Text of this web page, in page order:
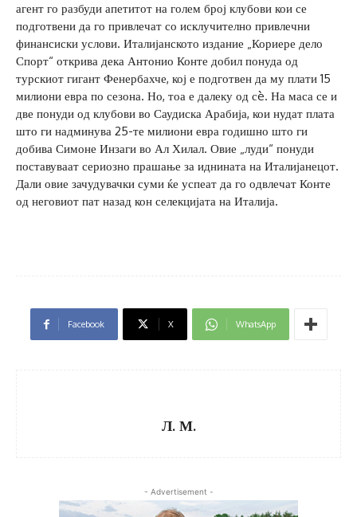
агент го разбуди апетитот на голем број клубови кои се
подготвени да го привлечат со исклучително привлечни
финансиски услови. Италијанското издание „Кориере дело
Спорт“ открива дека Антонио Конте добил понуда од
турскиот гигант Фенербахче, кој е подготвен да му плати 15
милиони евра по сезона. Но, тоа е далеку од сè. На маса се и
две понуди од клубови во Саудиска Арабија, кои нудат плата
што ги надминува 25-те милиони евра годишно што ги
добива Симоне Инзаги во Ал Хилал. Овие „луди“ понуди
поставуваат сериозно прашање за иднината на Италијанецот.
Дали овие зачудувачки суми ќе успеат да го одвлечат Конте
од неговиот пат назад кон селекцијата на Италија.
Facebook X WhatsApp
Л. М.
- Advertisement -